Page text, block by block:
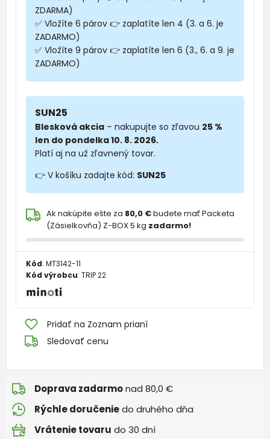
ZDARMA)
✅ Vložíte 6 párov 👉 zaplatíte len 4 (3. a 6. je
ZADARMO)
✅ Vložíte 9 párov 👉 zaplatíte len 6 (3., 6. a 9. je
ZADARMO)
SUN25
Blesková akcia – nakupujte so zľavou 25 %
len do pondelka 10. 8. 2026.
Platí aj na už zľavnený tovar.
👉 V košíku zadajte kód: SUN25
Ak nakúpite ešte za 80,0 €budete mať Packeta
(Zásielkovňa) Z-BOX 5 kg zadarmo!
Kód: MT3142-11
Kód výrobcu: TRIP 22
Pridať na Zoznam prianí
Sledovať cenu
Doprava zadarmonad 80,0 €
Rýchle doručeniedo druhého dňa
Vrátenie tovaru do 30 dní